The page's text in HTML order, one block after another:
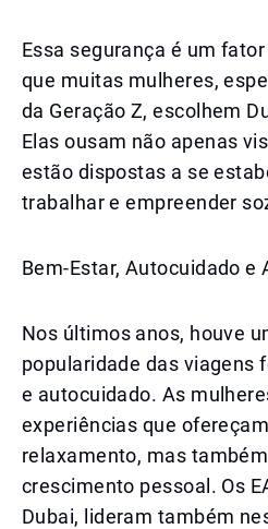
Essa segurança é um
que muitas mulheres,
da Geração Z, escolhem
Elas ousam não apenas
estão dispostas a se
trabalhar e empreender
Bem-Estar, Autocuidado e
Nos últimos anos, houve
popularidade das viagens
e autocuidado. As
experiências que
relaxamento, mas
crescimento pessoal. Os
Dubai, lideram também